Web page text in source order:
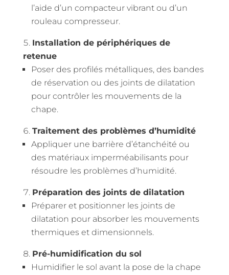
l’aide d’un compacteur vibrant ou d’un
rouleau compresseur.
Installation de périphériques de
retenue
Poser des profilés métalliques, des bandes
de réservation ou des joints de dilatation
pour contrôler les mouvements de la
chape.
Traitement des problèmes d’humidité
Appliquer une barrière d’étanchéité ou
des matériaux imperméabilisants pour
résoudre les problèmes d’humidité.
Préparation des joints de dilatation
Préparer et positionner les joints de
dilatation pour absorber les mouvements
thermiques et dimensionnels.
Pré-humidification du sol
Humidifier le sol avant la pose de la chape